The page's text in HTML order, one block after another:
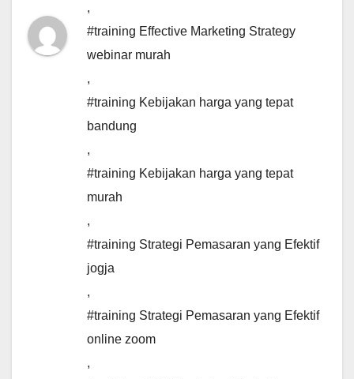
,
#training Effective Marketing Strategy
webinar murah
,
#training Kebijakan harga yang tepat
bandung
,
#training Kebijakan harga yang tepat
murah
,
#training Strategi Pemasaran yang Efektif
jogja
,
#training Strategi Pemasaran yang Efektif
online zoom
,